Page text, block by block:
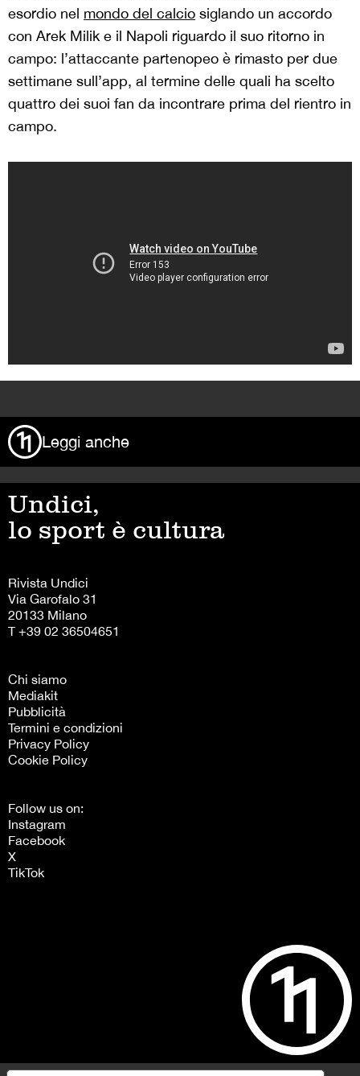
esordio nel mondo del calcio siglando un accordo
con Arek Milik e il Napoli riguardo il suo ritorno in
campo: l’attaccante partenopeo è rimasto per due
settimane sull’app, al termine delle quali ha scelto
quattro dei suoi fan da incontrare prima del rientro in
campo.
Leggi anche
Undici,
lo sport è cultura
Rivista Undici
Via Garofalo 31
20133 Milano
T +39 02 36504651
Chi siamo
Mediakit
Pubblicità
Termini e condizioni
Privacy Policy
Cookie Policy
Follow us on:
Instagram
Facebook
X
TikTok